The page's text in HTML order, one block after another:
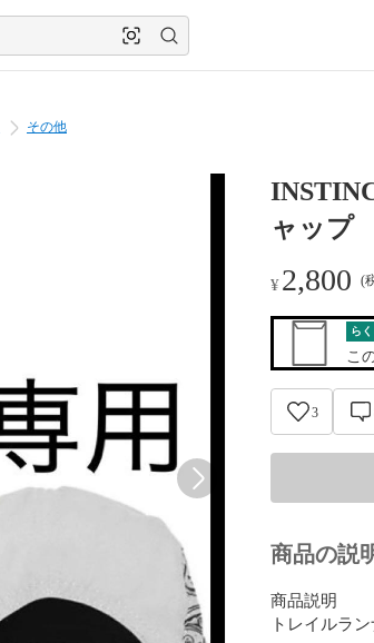
その他
ャップ
¥ 2,800 (
ら
こ
3
商品の説
商品説明
トレイルラ